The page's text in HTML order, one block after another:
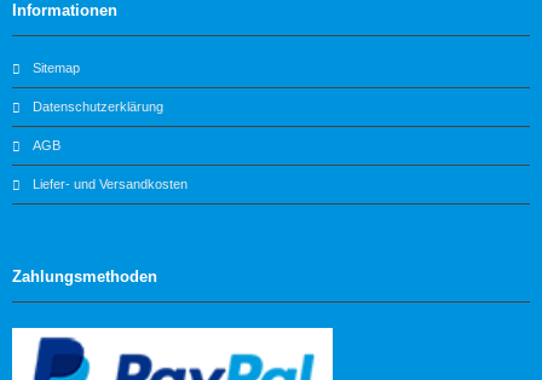
Informationen
Sitemap
Datenschutzerklärung
AGB
Liefer- und Versandkosten
Zahlungsmethoden